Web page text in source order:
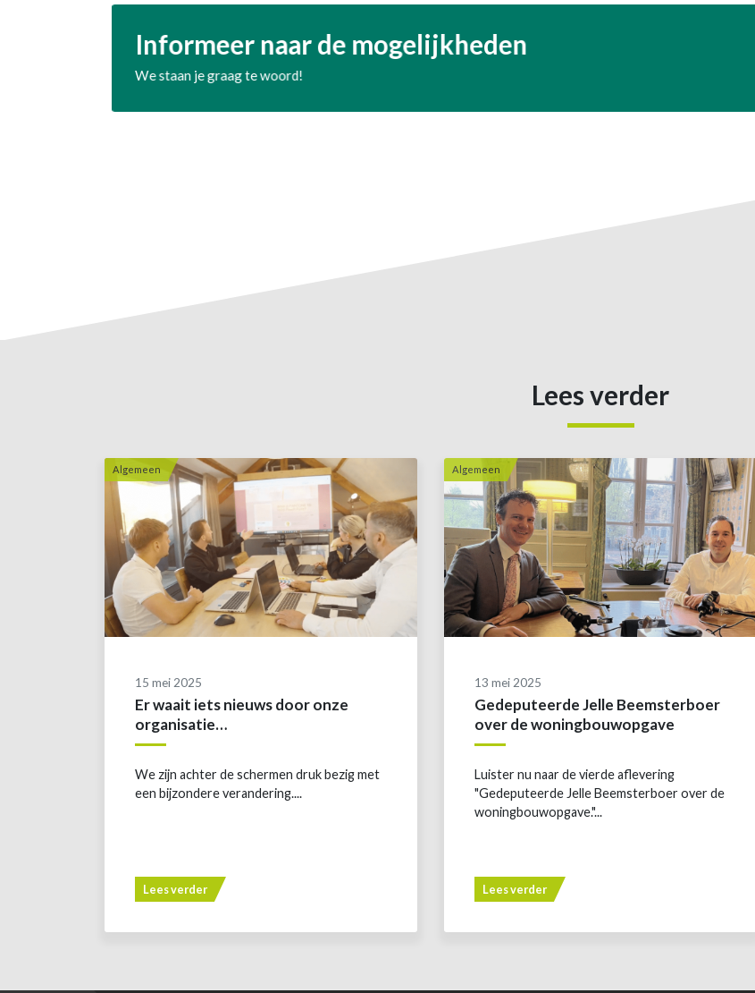
Informeer naar de mogelijkheden
We staan je graag te woord!
Lees verder
Algemeen
15 mei 2025
Er waait iets nieuws door onze
organisatie…
We zijn achter de schermen druk bezig met
een bijzondere verandering....
Lees verder
Algemeen
13 mei 2025
Gedeputeerde Jelle Beemsterboer
over de woningbouwopgave
Luister nu naar de vierde aflevering
"Gedeputeerde Jelle Beemsterboer over de
woningbouwopgave."...
Lees verder